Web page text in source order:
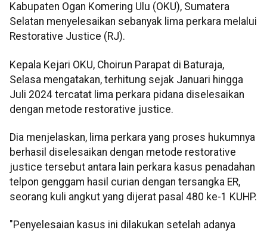
Kabupaten Ogan Komering Ulu (OKU), Sumatera
Selatan menyelesaikan sebanyak lima perkara melalui
Restorative Justice (RJ).
Kepala Kejari OKU, Choirun Parapat di Baturaja,
Selasa mengatakan, terhitung sejak Januari hingga
Juli 2024 tercatat lima perkara pidana diselesaikan
dengan metode restorative justice.
Dia menjelaskan, lima perkara yang proses hukumnya
berhasil diselesaikan dengan metode restorative
justice tersebut antara lain perkara kasus penadahan
telpon genggam hasil curian dengan tersangka ER,
seorang kuli angkut yang dijerat pasal 480 ke-1 KUHP.
"Penyelesaian kasus ini dilakukan setelah adanya